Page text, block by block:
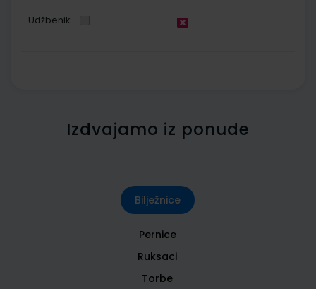
Udžbenik
Izdvajamo iz ponude
Bilježnice
Pernice
Ruksaci
Torbe